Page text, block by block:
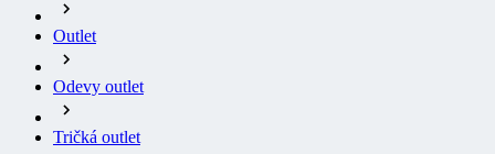
Odevy outlet
Tričká outlet